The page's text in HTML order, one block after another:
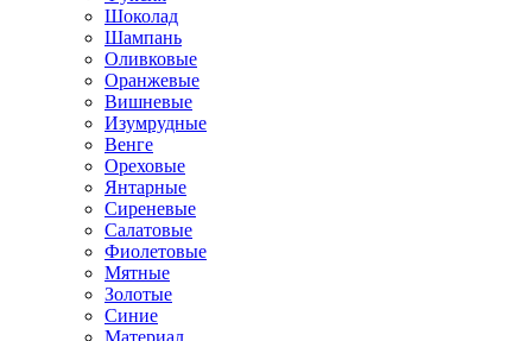
Шоколад
Шампань
Оливковые
Оранжевые
Вишневые
Изумрудные
Венге
Ореховые
Янтарные
Сиреневые
Салатовые
Фиолетовые
Мятные
Золотые
Синие
Материал